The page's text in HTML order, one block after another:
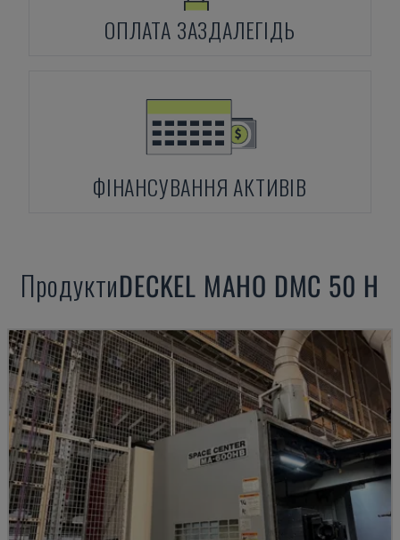
ОПЛАТА ЗАЗДАЛЕГІДЬ
ФІНАНСУВАННЯ АКТИВІВ
ПродуктиDECKEL MAHO DMC 50 H